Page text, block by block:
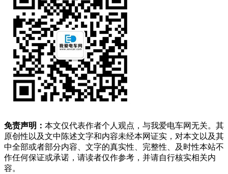
免责声明： 本文仅代表作者个人观点，与我爱电车网无关。其
原创性以及文中陈述文字和内容未经本网证实，对本文以及其
中全部或者部分内容、文字的真实性、完整性、及时性本站不
作任何保证或承诺，请读者仅作参考，并请自行核实相关内
容。